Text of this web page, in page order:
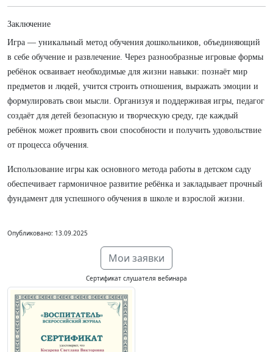
Заключение
Игра — уникальный метод обучения дошкольников, объединяющий
в себе обучение и развлечение. Через разнообразные игровые формы
ребёнок осваивает необходимые для жизни навыки: познаёт мир
предметов и людей, учится строить отношения, выражать эмоции и
формулировать свои мысли. Организуя и поддерживая игры, педагог
создаёт для детей безопасную и творческую среду, где каждый
ребёнок может проявить свои способности и получить удовольствие
от процесса обучения.
Использование игры как основного метода работы в детском саду
обеспечивает гармоничное развитие ребёнка и закладывает прочный
фундамент для успешного обучения в школе и взрослой жизни.
Опубликовано: 13.09.2025
Мои заявки
Сертификат слушателя вебинара